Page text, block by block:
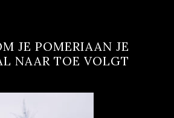
JE POMERIAAN JE
NAAR TOE VOLGT